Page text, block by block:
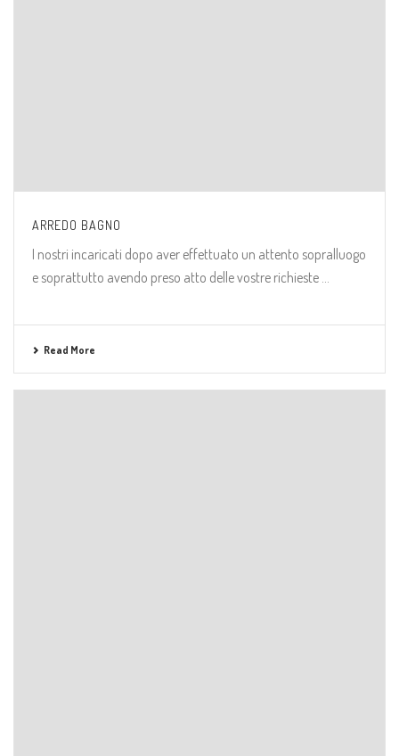
ARREDO BAGNO
I nostri incaricati dopo aver effettuato un attento sopralluogo
e soprattutto avendo preso atto delle vostre richieste ...
Read More